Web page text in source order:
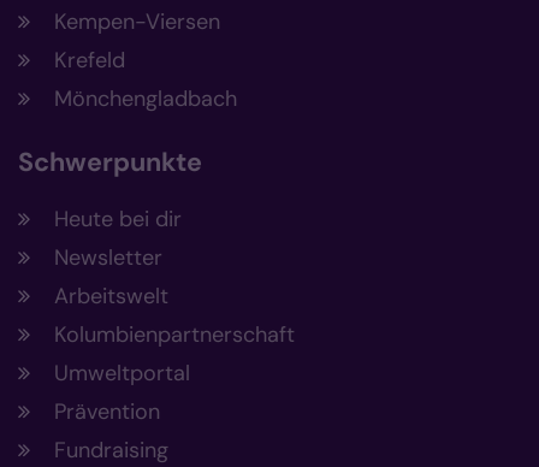
Kempen-Viersen
Krefeld
Mönchengladbach
Schwerpunkte
Heute bei dir
Newsletter
Arbeitswelt
Kolumbienpartnerschaft
Umweltportal
Prävention
Fundraising